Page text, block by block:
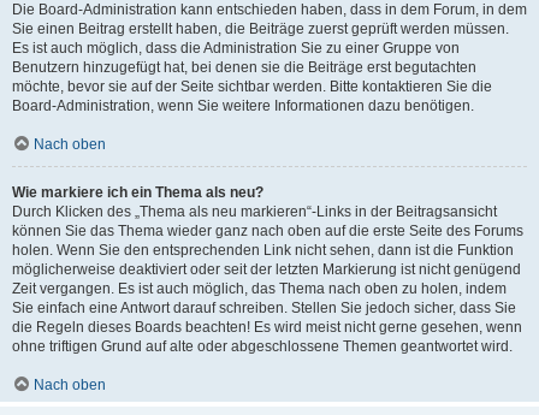
Die Board-Administration kann entschieden haben, dass in dem Forum, in dem
Sie einen Beitrag erstellt haben, die Beiträge zuerst geprüft werden müssen.
Es ist auch möglich, dass die Administration Sie zu einer Gruppe von
Benutzern hinzugefügt hat, bei denen sie die Beiträge erst begutachten
möchte, bevor sie auf der Seite sichtbar werden. Bitte kontaktieren Sie die
Board-Administration, wenn Sie weitere Informationen dazu benötigen.
Nach oben
Wie markiere ich ein Thema als neu?
Durch Klicken des „Thema als neu markieren“-Links in der Beitragsansicht
können Sie das Thema wieder ganz nach oben auf die erste Seite des Forums
holen. Wenn Sie den entsprechenden Link nicht sehen, dann ist die Funktion
möglicherweise deaktiviert oder seit der letzten Markierung ist nicht genügend
Zeit vergangen. Es ist auch möglich, das Thema nach oben zu holen, indem
Sie einfach eine Antwort darauf schreiben. Stellen Sie jedoch sicher, dass Sie
die Regeln dieses Boards beachten! Es wird meist nicht gerne gesehen, wenn
ohne triftigen Grund auf alte oder abgeschlossene Themen geantwortet wird.
Nach oben